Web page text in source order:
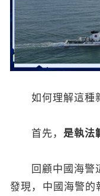
如何理解這種新
首先， 是執法
回顧中國海警這
發現，中國海警的